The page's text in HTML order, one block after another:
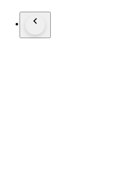
250207011018